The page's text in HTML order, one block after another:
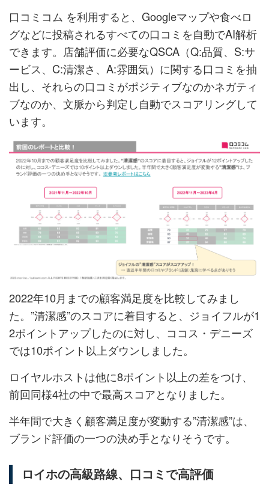
口コミコム を利用すると、Googleマップや食べロ
グなどに投稿されるすべての口コミを自動でAI解析
できます。店舗評価に必要なQSCA（Q:品質、S:サ
ービス、C:清潔さ、A:雰囲気）に関する口コミを抽
出し、それらの口コミがポジティブなのかネガティ
ブなのか、文脈から判定し自動でスコアリングして
います。
2022年10月までの顧客満足度を比較してみまし
た。”清潔感”のスコアに着目すると、ジョイフルが1
2ポイントアップしたのに対し、ココス・デニーズ
では10ポイント以上ダウンしました。
ロイヤルホストは他に8ポイント以上の差をつけ、
前回同様4社の中で最高スコアとなりました。
半年間で大きく顧客満足度が変動する”清潔感”は、
ブランド評価の一つの決め手となりそうです。
ロイホの高級路線、口コミで高評価